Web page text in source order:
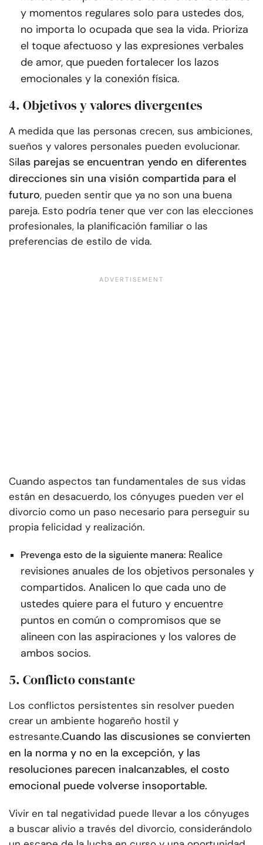
y momentos regulares solo para ustedes dos,
no importa lo ocupada que sea la vida. Prioriza
el toque afectuoso y las expresiones verbales
de amor, que pueden fortalecer los lazos
emocionales y la conexión física.
4. Objetivos y valores divergentes
A medida que las personas crecen, sus ambiciones,
sueños y valores personales pueden evolucionar.
Silas parejas se encuentran yendo en diferentes
direcciones sin una visión compartida para el
futuro, pueden sentir que ya no son una buena
pareja. Esto podría tener que ver con las elecciones
profesionales, la planificación familiar o las
preferencias de estilo de vida.
Cuando aspectos tan fundamentales de sus vidas
están en desacuerdo, los cónyuges pueden ver el
divorcio como un paso necesario para perseguir su
propia felicidad y realización.
Prevenga esto de la siguiente manera: Realice
revisiones anuales de los objetivos personales y
compartidos. Analicen lo que cada uno de
ustedes quiere para el futuro y encuentre
puntos en común o compromisos que se
alineen con las aspiraciones y los valores de
ambos socios.
5. Conflicto constante
Los conflictos persistentes sin resolver pueden
crear un ambiente hogareño hostil y
estresante.Cuando las discusiones se convierten
en la norma y no en la excepción, y las
resoluciones parecen inalcanzables, el costo
emocional puede volverse insoportable.
Vivir en tal negatividad puede llevar a los cónyuges
a buscar alivio a través del divorcio, considerándolo